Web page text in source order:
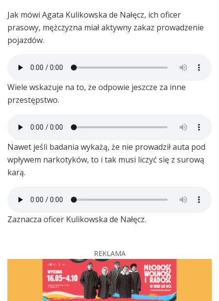
Jak mówi Agata Kulikowska de Nałęcz, ich oficer
prasowy, mężczyzna miał aktywny zakaz prowadzenie
pojazdów.
Wiele wskazuje na to, że odpowie jeszcze za inne
przestępstwo.
Nawet jeśli badania wykażą, że nie prowadził auta pod
wpływem narkotyków, to i tak musi liczyć się z surową
karą.
Zaznacza oficer Kulikowska de Nałęcz.
REKLAMA